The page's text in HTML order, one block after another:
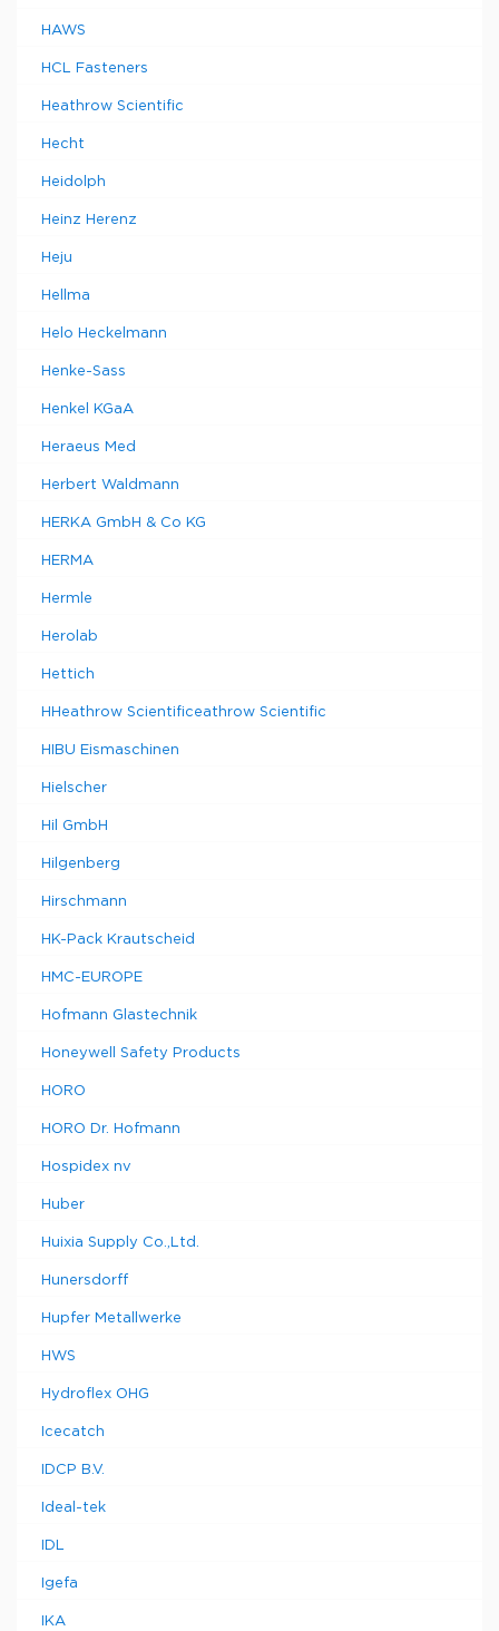
HAWS
HCL Fasteners
Heathrow Scientific
Hecht
Heidolph
Heinz Herenz
Heju
Hellma
Helo Heckelmann
Henke-Sass
Henkel KGaA
Heraeus Med
Herbert Waldmann
HERKA GmbH & Co KG
HERMA
Hermle
Herolab
Hettich
HHeathrow Scientificeathrow Scientific
HIBU Eismaschinen
Hielscher
Hil GmbH
Hilgenberg
Hirschmann
HK-Pack Krautscheid
HMC-EUROPE
Hofmann Glastechnik
Honeywell Safety Products
HORO
HORO Dr. Hofmann
Hospidex nv
Huber
Huixia Supply Co.,Ltd.
Hunersdorff
Hupfer Metallwerke
HWS
Hydroflex OHG
Icecatch
IDCP B.V.
Ideal-tek
IDL
Igefa
IKA